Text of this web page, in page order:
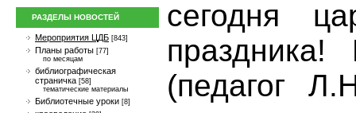
РАЗДЕЛЫ НОВОСТЕЙ
Мероприятия ЦДБ [843]
Планы работы [77]
по месяцам
библиографическая
страничка [58]
тематические материалы
Библиотечные уроки [8]
сегодня
(педагог